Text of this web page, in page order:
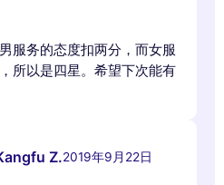
服务的态度扣两分，而女服
所以是四星。希望下次能有
Z.2019年9月22日